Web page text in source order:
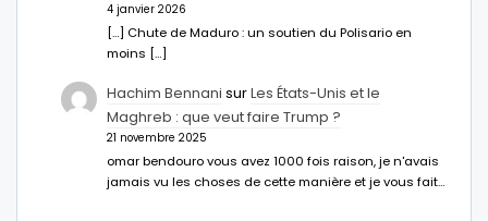
4 janvier 2026
[…] Chute de Maduro : un soutien du Polisario en
moins […]
Hachim Bennani surLes États-Unis et le
Maghreb : que veut faire Trump ?
21 novembre 2025
omar bendouro vous avez 1000 fois raison, je n'avais
jamais vu les choses de cette manière et je vous fait…